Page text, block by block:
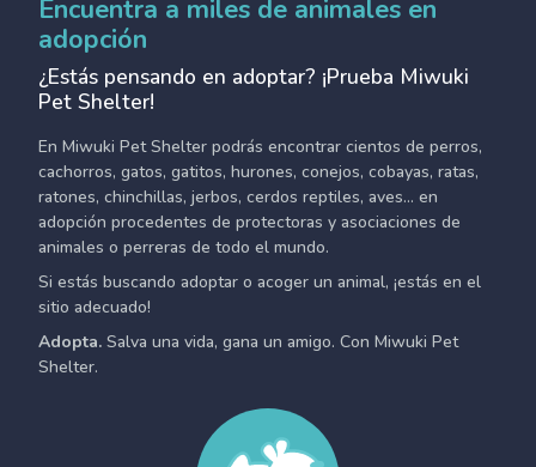
Encuentra a miles de animales en
adopción
¿Estás pensando en adoptar? ¡Prueba Miwuki
Pet Shelter!
En Miwuki Pet Shelter podrás encontrar cientos de perros,
cachorros, gatos, gatitos, hurones, conejos, cobayas, ratas,
ratones, chinchillas, jerbos, cerdos reptiles, aves... en
adopción procedentes de protectoras y asociaciones de
animales o perreras de todo el mundo.
Si estás buscando adoptar o acoger un animal, ¡estás en el
sitio adecuado!
Adopta. Salva una vida, gana un amigo. Con Miwuki Pet
Shelter.